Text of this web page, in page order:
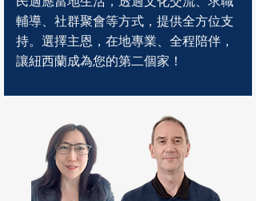
輔導、社群聚會等方式，提供全方位支
持。選擇主恩，在地專業、全程陪伴，
讓紐西蘭成為您的第二個家！